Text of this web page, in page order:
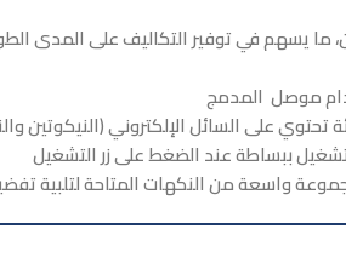
ما يسهم في توفير التكاليف على المدى
موصل المدمج
تحتوي على السائل الإلكتروني (النيكوتين
ببساطة عند الضغط على زر التشغيل
واسعة من النكهات المتاحة لتلبية